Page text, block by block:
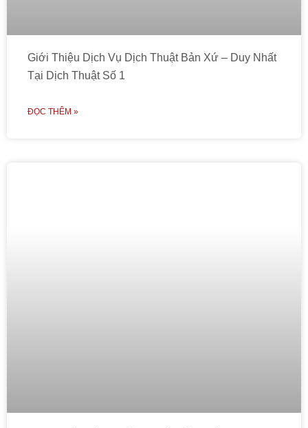
Giới Thiệu Dịch Vụ Dịch Thuật Bản Xứ – Duy Nhất
Tại Dịch Thuật Số 1
ĐỌC THÊM »